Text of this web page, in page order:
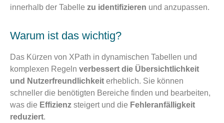
innerhalb der Tabelle zu identifizieren und anzupassen.
Warum ist das wichtig?
Das Kürzen von XPath in dynamischen Tabellen und
komplexen Regeln verbessert die Übersichtlichkeit
und Nutzerfreundlichkeit erheblich. Sie können
schneller die benötigten Bereiche finden und bearbeiten,
was die Effizienz steigert und die Fehleranfälligkeit
reduziert.